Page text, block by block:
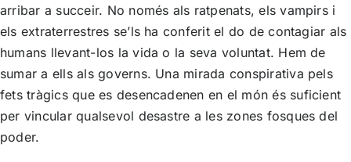
arribar a succeir. No només als ratpenats, els vampirs i
els extraterrestres se’ls ha conferit el do de contagiar als
humans llevant-los la vida o la seva voluntat. Hem de
sumar a ells als governs. Una mirada conspirativa pels
fets tràgics que es desencadenen en el món és suficient
per vincular qualsevol desastre a les zones fosques del
poder.